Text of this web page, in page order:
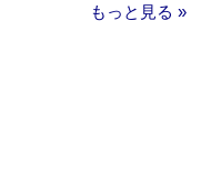
もっと見る »